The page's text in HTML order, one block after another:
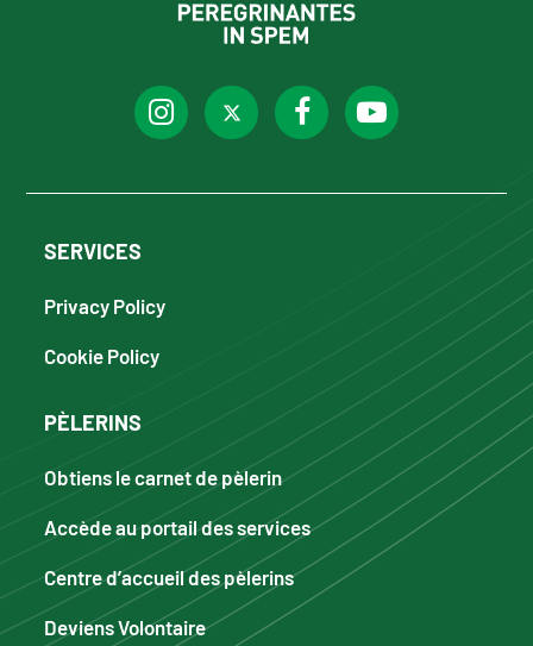
SERVICES
Privacy Policy
Cookie Policy
PÈLERINS
Obtiens le carnet de pèlerin
Accède au portail des services
Centre d’accueil des pèlerins
Deviens Volontaire